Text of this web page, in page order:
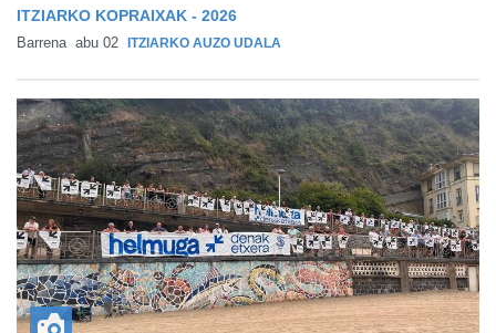
ITZIARKO KOPRAIXAK - 2026
Barrena abu 02 ITZIARKO AUZO UDALA